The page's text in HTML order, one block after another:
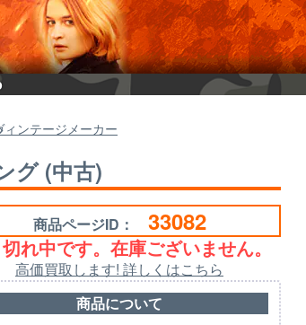
ィンテージメーカー
グ (中古)
商品ページID： 33082
れ中です。在庫ございません。
高価買取します! 詳しくはこちら
商品について